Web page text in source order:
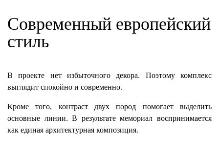
Современный европейский
стиль
В проекте нет избыточного декора. Поэтому комплекс
выглядит спокойно и современно.
Кроме того, контраст двух пород помогает выделить
основные линии. В результате мемориал воспринимается
как единая архитектурная композиция.